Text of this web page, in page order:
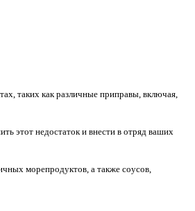
таких как различные приправы, включая,
этот недостаток и внести в отряд ваших
морепродуктов, а также соусов,